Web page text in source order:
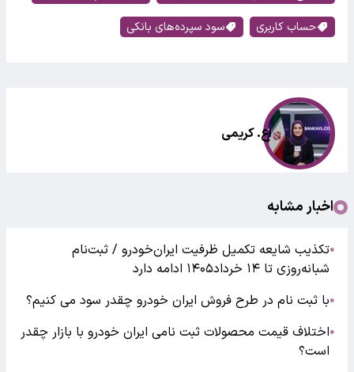
حساب کاربری
سود سپرده‌های بانکی
اع. کریمی
اخبار مشابه
●تکذیب شایعه تکمیل ظرفیت ایران‌خودرو / ثبت‌نام
شبانه‌روزی تا ۱۴ خرداد۱۴۰۵ ادامه دارد
●با ثبت نام در طرح فروش ایران خودرو چقدر سود می کنیم؟
●اختلاف قیمت محصولات ثبت نامی ایران خودرو با بازار چقدر
است؟